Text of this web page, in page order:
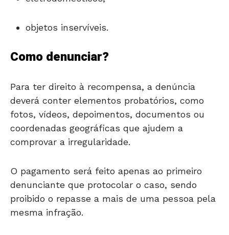
objetos inservíveis.
Como denunciar?
Para ter direito à recompensa, a denúncia
deverá conter elementos probatórios, como
fotos, vídeos, depoimentos, documentos ou
coordenadas geográficas que ajudem a
comprovar a irregularidade.
O pagamento será feito apenas ao primeiro
denunciante que protocolar o caso, sendo
proibido o repasse a mais de uma pessoa pela
mesma infração.